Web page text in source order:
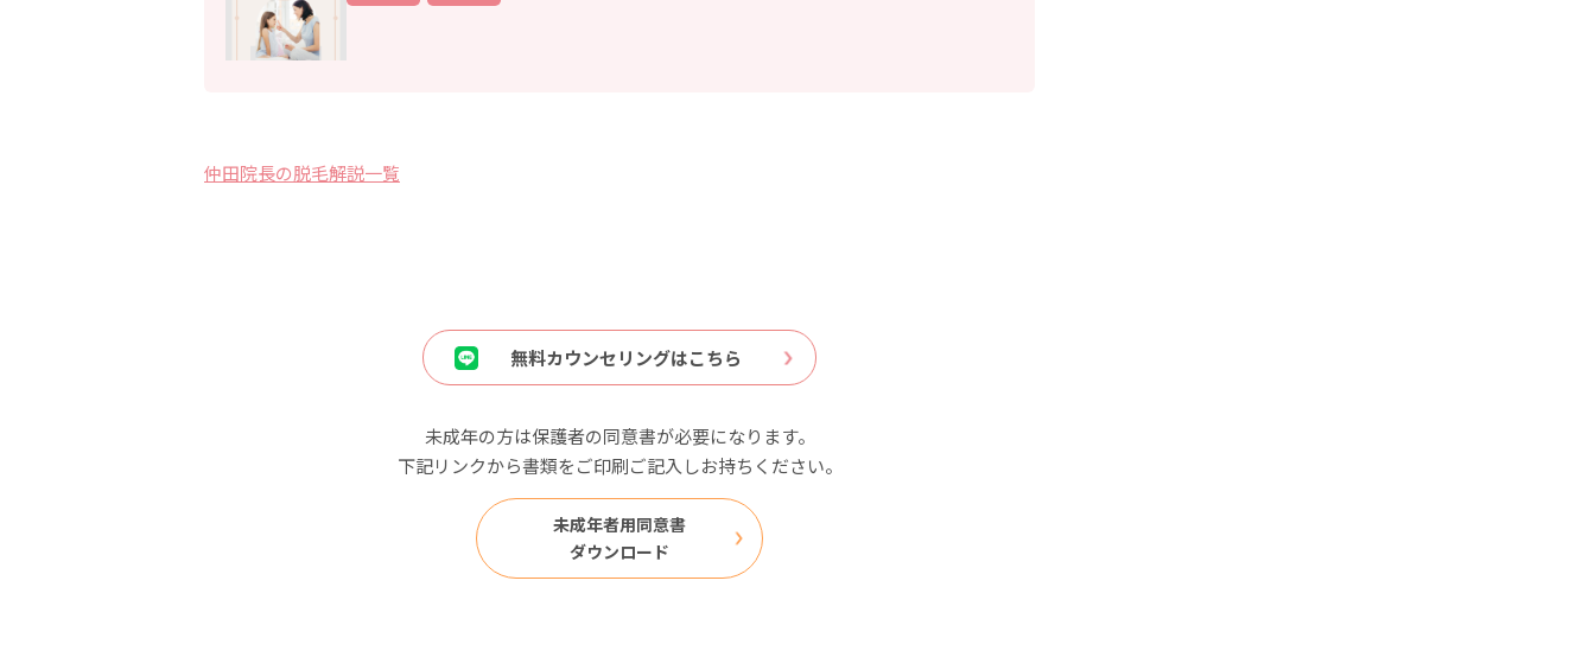
仲田院長の脱毛解説一覧
無料カウンセリングはこちら
未成年の方は保護者の同意書が必要になります。
下記リンクから書類をご印刷ご記入しお持ちください。
未成年者用同意書
ダウンロード